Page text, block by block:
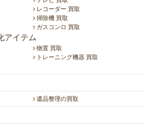
レコーダー 買取
掃除機 買取
ガスコンロ 買取
アイテム
物置 買取
トレーニング機器 買取
遺品整理の買取